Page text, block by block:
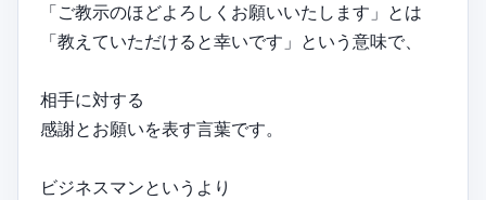
「ご教示のほどよろしくお願いいたします」とは
「教えていただけると幸いです」という意味で、
相手に対する
感謝とお願いを表す言葉です。
ビジネスマンというより